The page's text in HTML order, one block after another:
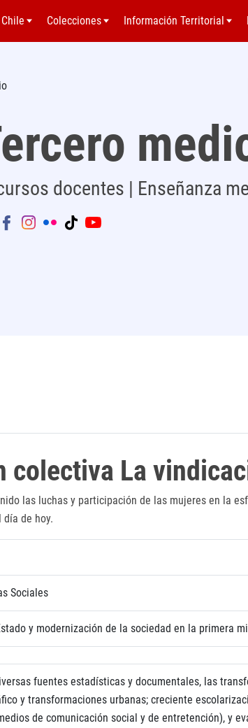
Colecciones Información Territorial
docentes | Enseñanza
La
las luchas y participación de las mujeres en la
de hoy.
Sociales
y modernización de la sociedad en la primera
fuentes estadísticas y documentales, las
y transformaciones urbanas; creciente
de comunicación social y de entretención), y